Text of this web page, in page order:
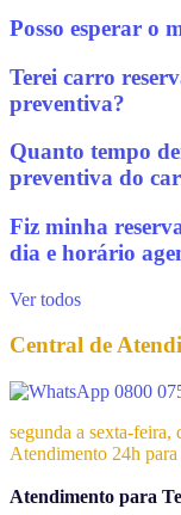
Posso esperar o
Terei carro
preventiva?
Quanto tempo
preventiva do
Fiz minha
dia e horário
Ver todos
Central de
0800
segunda a sexta-feira,
Atendimento 24h
Atendimento para